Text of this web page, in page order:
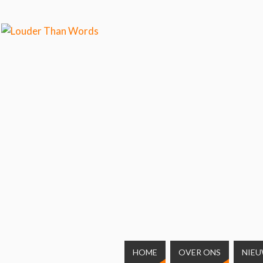
HOME OVER ONS
weten over ons cookiegebruik.